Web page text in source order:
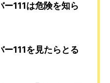
ー111は危険を知ら
ー111を見たらとる